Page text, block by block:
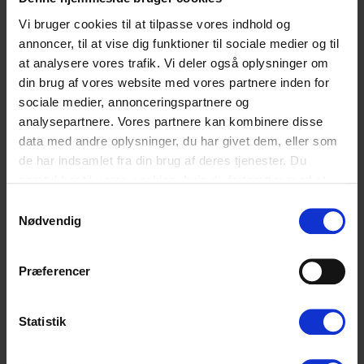
Vi bruger cookies til at tilpasse vores indhold og
annoncer, til at vise dig funktioner til sociale medier og til
at analysere vores trafik. Vi deler også oplysninger om
din brug af vores website med vores partnere inden for
sociale medier, annonceringspartnere og
analysepartnere. Vores partnere kan kombinere disse
data med andre oplysninger, du har givet dem, eller som
de har indsamlet fra din brug af deres tjenester. Du
Nødvendig
Præferencer
Statistik
madkultur og smage på de lækre specialiteter, som området
og producenter, der kan fortælle om deres erfaringer og dele
deres viden om fiskeri og sild. Festivalen er også en god
mulighed for at møde andre madentusiaster og dele tips og
idéer om mad og madlavning.
Sildefestivalen er normalt afholdt i løbet af august eller
september, og arrangementet kan være gratis eller kræve
billet for at deltage. Det er vigtigt at undersøge datoer og